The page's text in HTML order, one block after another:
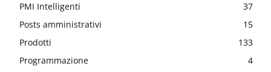
PMI Intelligenti
37
Posts amministrativi
15
Prodotti
133
Programmazione
4